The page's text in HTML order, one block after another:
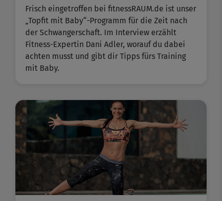
Frisch eingetroffen bei fitnessRAUM.de ist unser
„Topfit mit Baby“-Programm für die Zeit nach
der Schwangerschaft. Im Interview erzählt
Fitness-Expertin Dani Adler, worauf du dabei
achten musst und gibt dir Tipps fürs Training
mit Baby.